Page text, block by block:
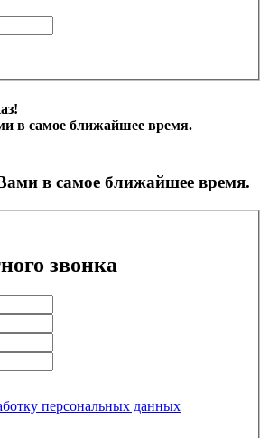
в самое ближайшее время.
в самое ближайшее время.
звонка
персональных данных